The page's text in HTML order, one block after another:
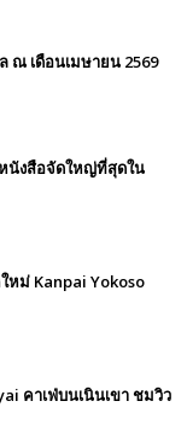
ณ เดือนเมษายน 2569
นังสือจัดใหญ่ที่สุดใน
หม่ Kanpai Yokoso
คาเฟ่บนเนินเขา ชมวิว